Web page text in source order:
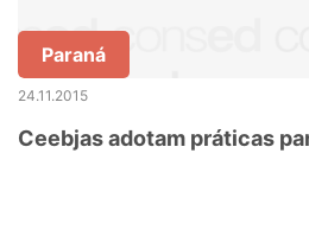
Paraná
24.11.2015
Ceebjas adotam práticas